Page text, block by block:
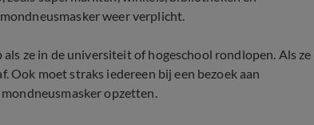
weer verplicht.
ze in de universiteit of hogeschool rondlopen. Als ze
Ook moet straks iedereen bij een bezoek aan
opzetten.